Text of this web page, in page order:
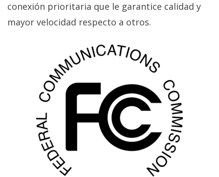
Foros
nosotros
Cambiar
opciones
conexión prioritaria que le garantice calidad y
mayor velocidad respecto a otros.